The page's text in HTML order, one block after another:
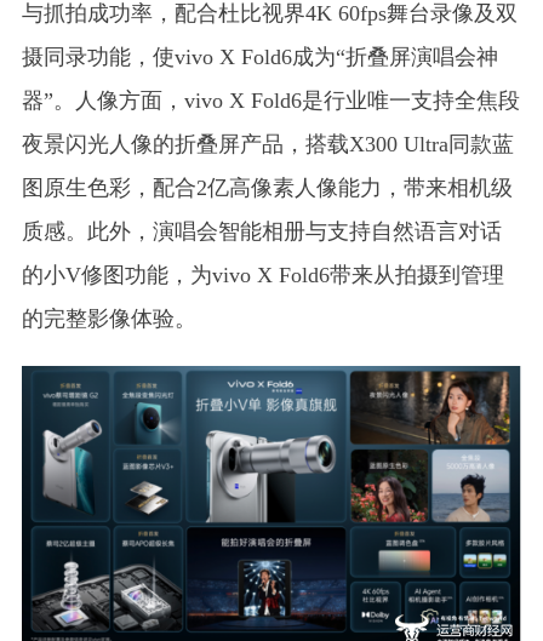
与抓拍成功率，配合杜比视界4K 60fps舞台录像及双
摄同录功能，使vivo X Fold6成为“折叠屏演唱会神
器”。人像方面，vivo X Fold6是行业唯一支持全焦段
夜景闪光人像的折叠屏产品，搭载X300 Ultra同款蓝
图原生色彩，配合2亿高像素人像能力，带来相机级
质感。此外，演唱会智能相册与支持自然语言对话
的小V修图功能，为vivo X Fold6带来从拍摄到管理
的完整影像体验。